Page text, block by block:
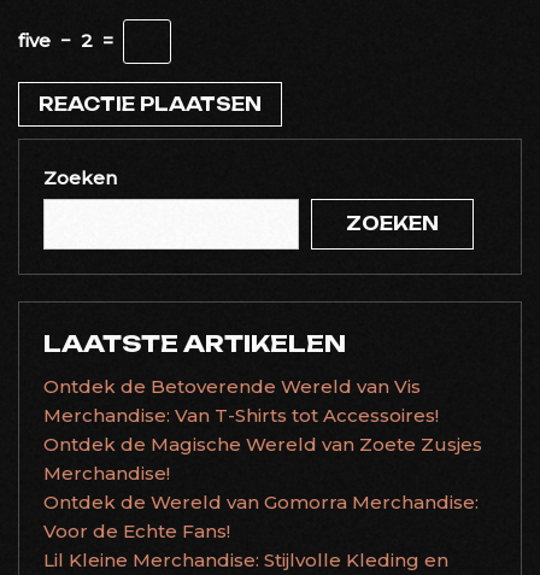
five − 2 =
Zoeken
ZOEKEN
LAATSTE ARTIKELEN
Ontdek de Betoverende Wereld van Vis
Merchandise: Van T-Shirts tot Accessoires!
Ontdek de Magische Wereld van Zoete Zusjes
Merchandise!
Ontdek de Wereld van Gomorra Merchandise:
Voor de Echte Fans!
Lil Kleine Merchandise: Stijlvolle Kleding en